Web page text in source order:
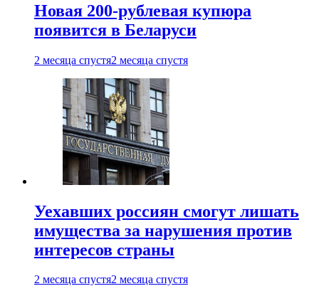
Новая 200-рублевая купюра
появится в Беларуси
2 месяца спустя2 месяца спустя
Уехавших россиян смогут лишать
имущества за нарушения против
интересов страны
2 месяца спустя2 месяца спустя